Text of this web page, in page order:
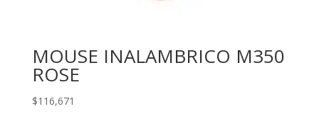
MOUSE INALAMBRICO M350
ROSE
$116,671